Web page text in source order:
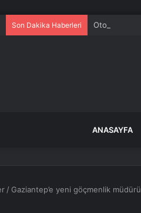
Son Dakika Haberleri Otoyol
ANASAYFA
/ Gaziantep’e yeni göçmenlik müdürü